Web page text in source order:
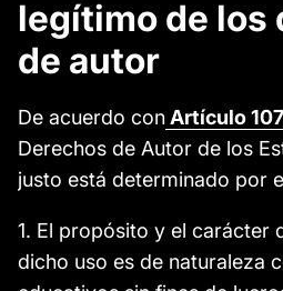
legítimo de los
de autor
De acuerdo conArtículo 107
Derechos de Autor de los
justo está determinado por
1. El propósito y el carácter
dicho uso es de naturaleza